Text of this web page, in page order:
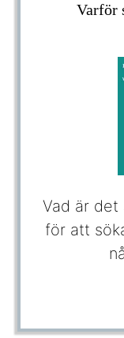
Varför
Vad är det
för att